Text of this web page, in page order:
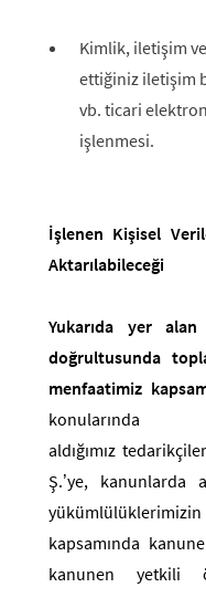
Kimlik, iletişim
ettiğiniz iletişim
vb. ticari
işlenmesi.
İşlenen Kişisel
Aktarılabileceği
Yukarıda yer alan
doğrultusunda
menfaatimiz
aldığımız
Ş.’ye, kanunlarda
kapsamında
kanunen yetkili